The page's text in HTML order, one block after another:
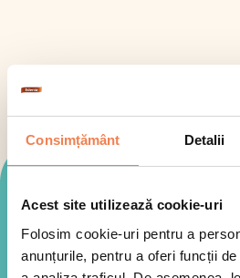
Consimțământ Detalii
Acest site utilizează cookie-uri
Folosim cookie-uri pentru a
anunțurile, pentru a oferi funcții
Mod de preparare